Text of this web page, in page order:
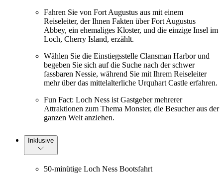
Fahren Sie von Fort Augustus aus mit einem
Reiseleiter, der Ihnen Fakten über Fort Augustus
Abbey, ein ehemaliges Kloster, und die einzige Insel im
Loch, Cherry Island, erzählt.
Wählen Sie die Einstiegsstelle Clansman Harbor und
begeben Sie sich auf die Suche nach der schwer
fassbaren Nessie, während Sie mit Ihrem Reiseleiter
mehr über das mittelalterliche Urquhart Castle erfahren.
Fun Fact: Loch Ness ist Gastgeber mehrerer
Attraktionen zum Thema Monster, die Besucher aus der
ganzen Welt anziehen.
Inklusive
50-minütige Loch Ness Bootsfahrt